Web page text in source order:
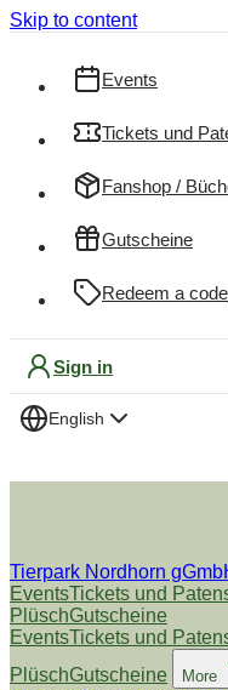
Skip to content
Events
Tickets und
Fanshop /
Gutscheine
Redeem a code
Sign in
English
Tierpark Nordhorn
EventsTickets und
PlüschGutscheine
EventsTickets und
PlüschGutscheine More